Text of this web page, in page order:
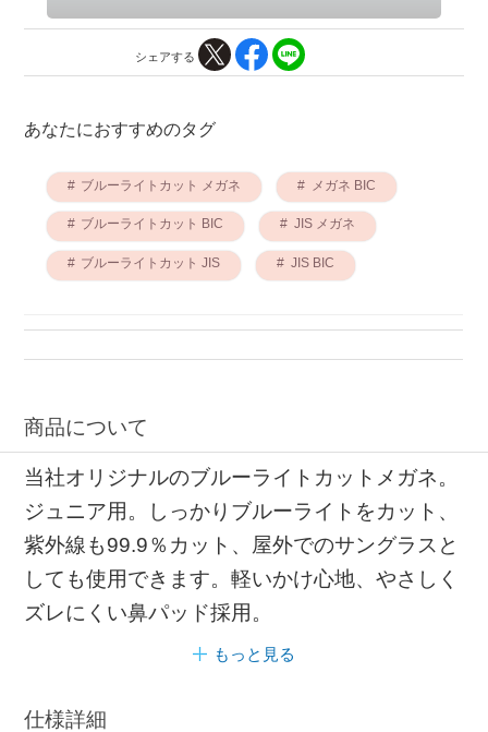
シェアする
あなたにおすすめのタグ
ブルーライトカット メガネ メガネ BIC
ブルーライトカット BIC JIS メガネ
ブルーライトカット JIS JIS BIC
商品について
当社オリジナルのブルーライトカットメガネ。
ジュニア用。しっかりブルーライトをカット、
紫外線も99.9％カット、屋外でのサングラスと
しても使用できます。軽いかけ心地、やさしく
ズレにくい鼻パッド採用。
もっと見る
仕様詳細